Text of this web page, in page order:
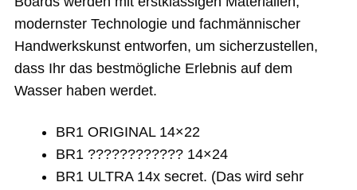
modernster Technologie und fachmännischer
Handwerkskunst entworfen, um sicherzustellen,
dass Ihr das bestmögliche Erlebnis auf dem
Wasser haben werdet.
BR1 ORIGINAL 14×22
BR1 ???????????? 14×24
BR1 ULTRA 14x secret. (Das wird sehr